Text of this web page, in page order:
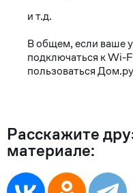
и т.д.
В общем, если ваше
подключаться к Wi-
пользоваться
Расскажите
материале: